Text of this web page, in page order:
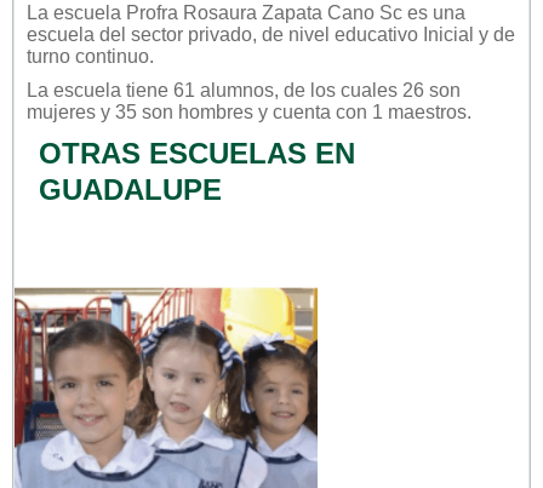
La escuela Profra Rosaura Zapata Cano Sc es una
escuela del sector privado, de nivel educativo Inicial y de
turno continuo.
La escuela tiene 61 alumnos, de los cuales 26 son
mujeres y 35 son hombres y cuenta con 1 maestros.
OTRAS ESCUELAS EN
GUADALUPE